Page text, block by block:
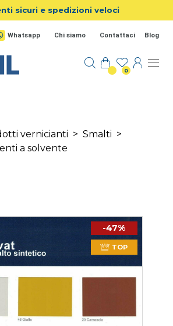
sicuri e spedizioni veloci
Whatsapp Chi siamo Contattaci Blog
0
vernicianti > Smalti >
a solvente
-47%
TOP